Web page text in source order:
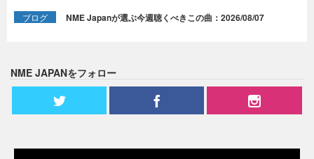
ブログ NME Japanが選ぶ今週聴くべきこの曲：2026/08/07
NME JAPANをフォロー